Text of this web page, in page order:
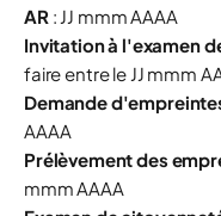
AR : JJ mmm AAAA
Invitation à l'examen
faire entre le JJ mmm
Demande
AAAA
Prélèvement des
mmm AAAA